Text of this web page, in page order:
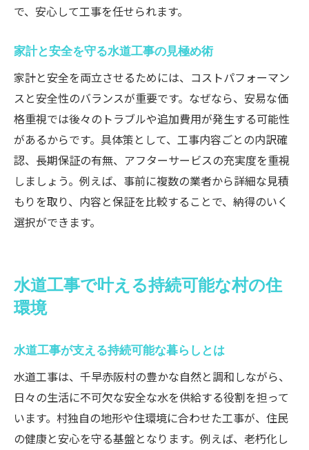
で、安心して工事を任せられます。
家計と安全を守る水道工事の見極め術
家計と安全を両立させるためには、コストパフォーマン
スと安全性のバランスが重要です。なぜなら、安易な価
格重視では後々のトラブルや追加費用が発生する可能性
があるからです。具体策として、工事内容ごとの内訳確
認、長期保証の有無、アフターサービスの充実度を重視
しましょう。例えば、事前に複数の業者から詳細な見積
もりを取り、内容と保証を比較することで、納得のいく
選択ができます。
水道工事で叶える持続可能な村の住
環境
水道工事が支える持続可能な暮らしとは
水道工事は、千早赤阪村の豊かな自然と調和しながら、
日々の生活に不可欠な安全な水を供給する役割を担って
います。村独自の地形や住環境に合わせた工事が、住民
の健康と安心を守る基盤となります。例えば、老朽化し